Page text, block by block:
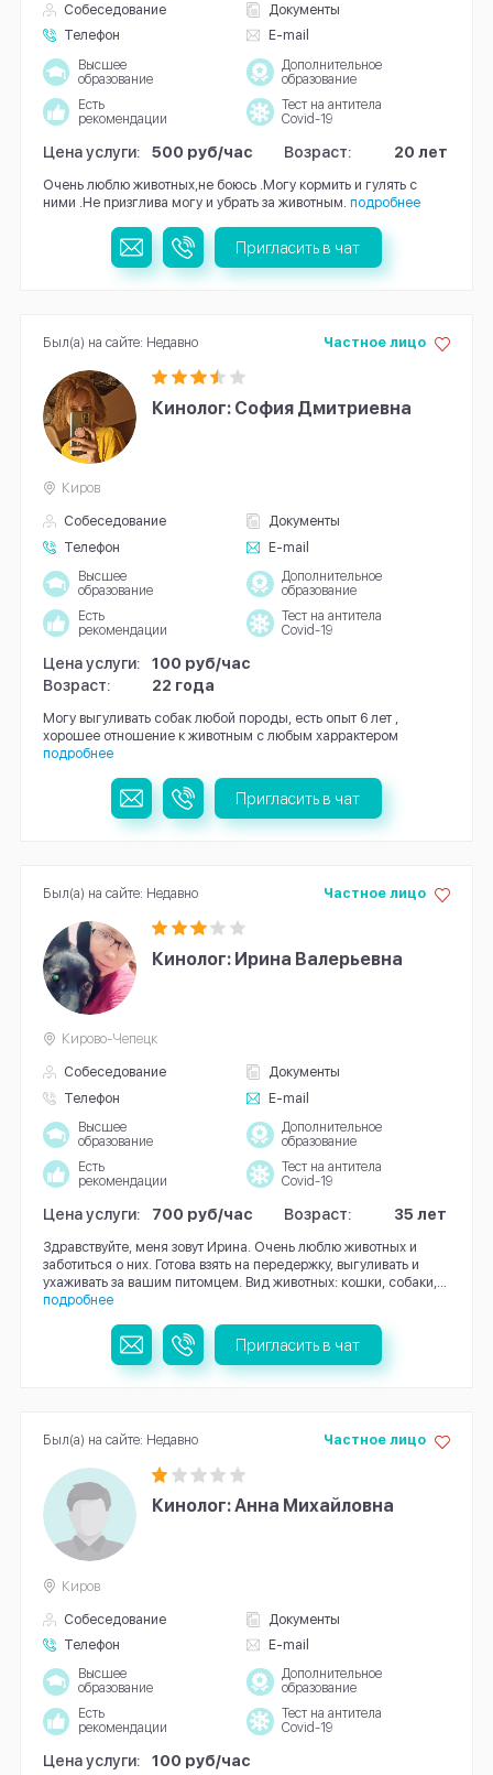
Собеседование
Документы
Телефон
E-mail
Высшее
образование
Дополнительное
образование
Есть
рекомендации
Тест на антитела
Covid-19
Цена услуги: 500 руб/час Возраст: 20 лет
Очень люблю животных,не боюсь .Могу кормить и гулять с
ними .Не призглива могу и убрать за животным. подробнее
Пригласить в чат
Кинолог: София Дмитриевна
Собеседование
Документы
Телефон
E-mail
Частное лицо
Киров
Высшее
образование
Дополнительное
образование
Есть
рекомендации
Тест на антитела
Covid-19
Цена услуги:
100 руб/час
Возраст:
22 года
Могу выгуливать собак любой породы, есть опыт 6 лет ,
хорошее отношение к животным с любым харрактером
подробнее
Был(а) на сайте: Недавно
Пригласить в чат
Кинолог: Ирина Валерьевна
Собеседование
Документы
Телефон
E-mail
Частное лицо
Кирово-Чепецк
Высшее
образование
Дополнительное
образование
Есть
рекомендации
Тест на антитела
Covid-19
Цена услуги: 700 руб/час Возраст: 35 лет
Здравствуйте, меня зовут Ирина. Очень люблю животных и
заботиться о них. Готова взять на передержку, выгуливать и
ухаживать за вашим питомцем. Вид животных: кошки, собаки,...
подробнее
Был(а) на сайте: Недавно
Пригласить в чат
Кинолог: Анна Михайловна
Собеседование
Документы
Телефон
E-mail
Частное лицо
Киров
Высшее
образование
Дополнительное
образование
Есть
рекомендации
Тест на антитела
Covid-19
Цена услуги:
100 руб/час
Был(а) на сайте: Недавно